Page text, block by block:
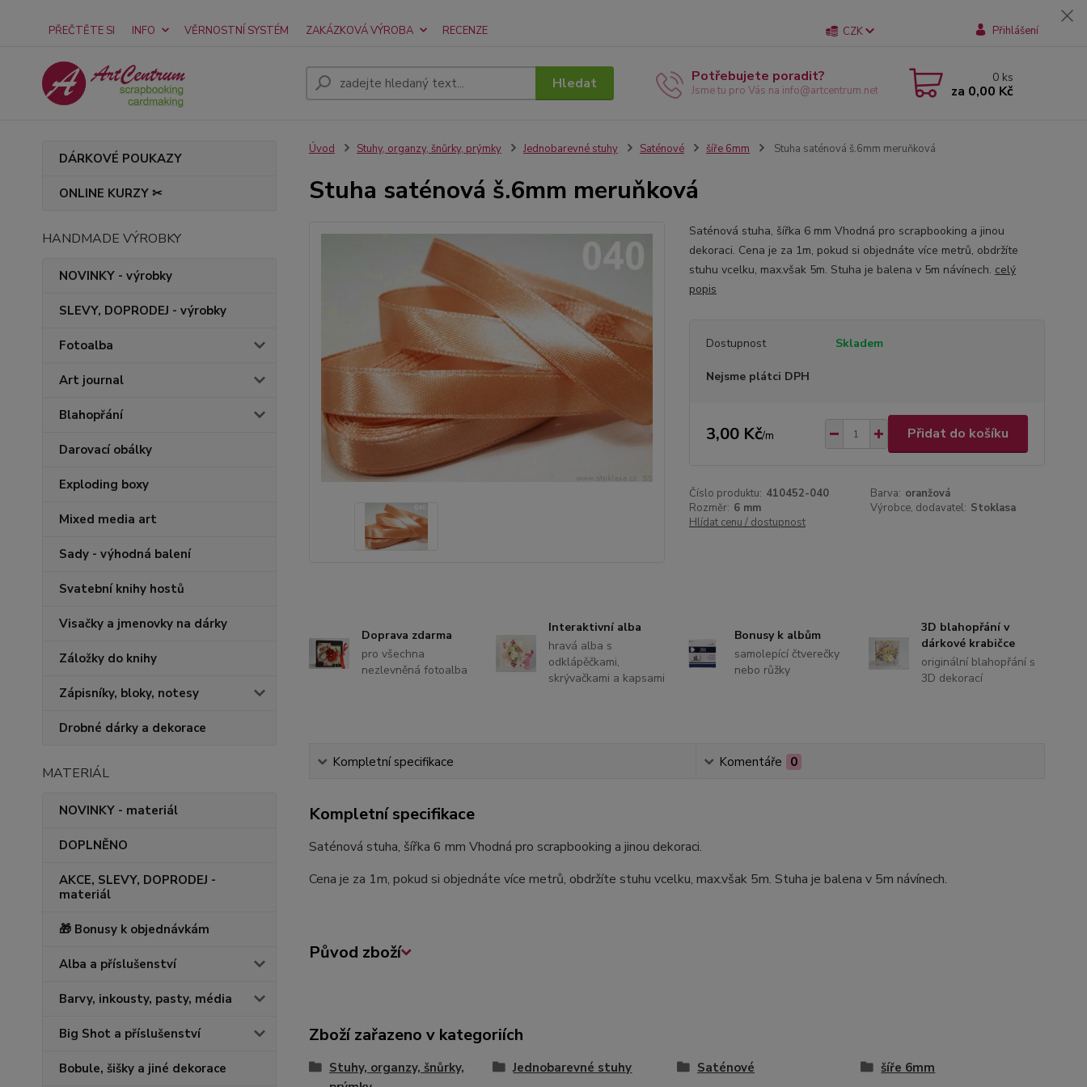
PŘEČTĚTE SI INFO VĚRNOSTNÍ SYSTÉM ZAKÁZKOVÁ VÝROBA RECENZE CZK Přihlášení
Hledat Potřebujete poradit?
Jsme tu pro Vás na info@artcentrum.net
0 ks
za 0,00 Kč
DÁRKOVÉ POUKAZY
ONLINE KURZY ✂
HANDMADE VÝROBKY
NOVINKY - výrobky
SLEVY, DOPRODEJ - výrobky
Fotoalba
Art journal
Blahopřání
Darovací obálky
Exploding boxy
Mixed media art
Sady - výhodná balení
Svatební knihy hostů
Visačky a jmenovky na dárky
Záložky do knihy
Zápisníky, bloky, notesy
Drobné dárky a dekorace
MATERIÁL
NOVINKY - materiál
DOPLNĚNO
AKCE, SLEVY, DOPRODEJ -
materiál
🎁 Bonusy k objednávkám
Alba a příslušenství
Barvy, inkousty, pasty, média
Big Shot a příslušenství
Bobule, šišky a jiné dekorace
Úvod Stuhy, organzy, šnůrky, prýmky Jednobarevné stuhy Saténové šíře 6mm Stuha saténová š.6mm meruňková
Stuha saténová š.6mm meruňková
Saténová stuha, šířka 6 mm Vhodná pro scrapbooking a jinou
dekoraci. Cena je za 1m, pokud si objednáte více metrů, obdržíte
stuhu vcelku, max.však 5m. Stuha je balena v 5m návínech. celý
popis
Dostupnost Skladem
Nejsme plátci DPH
3,00 Kč/m Přidat do košíku
Číslo produktu: 410452-040 Barva: oranžová
Rozměr: 6 mm Výrobce, dodavatel: Stoklasa
Hlídat cenu / dostupnost
Doprava zdarma
pro všechna
nezlevněná fotoalba
Interaktivní alba
hravá alba s
odklápěčkami,
skrývačkami a kapsami
Bonusy k albům
samolepící čtverečky
nebo růžky
3D blahopřání v
dárkové krabičce
originální blahopřání s
3D dekorací
Kompletní specifikace Komentáře 0
Kompletní specifikace
Saténová stuha, šířka 6 mm Vhodná pro scrapbooking a jinou dekoraci.
Cena je za 1m, pokud si objednáte více metrů, obdržíte stuhu vcelku, max.však 5m. Stuha je balena v 5m návínech.
Původ zboží
Zboží zařazeno v kategoriích
Stuhy, organzy, šnůrky,
Jednobarevné stuhy Saténové šíře 6mm